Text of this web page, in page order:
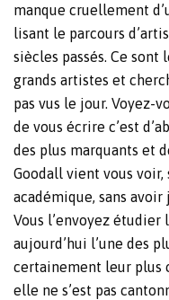
manque cruellement
lisant le parcours
siècles passés. Ce sont
grands artistes et
pas vus le jour. Voyez-
de vous écrire c’est
des plus marquants et
Goodall vient vous
académique, sans
Vous l’envoyez étudier
aujourd’hui l’une des
certainement leur plus
elle ne s’est pas